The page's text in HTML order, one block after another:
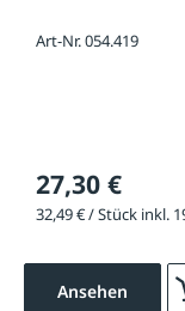
Art-Nr. 054.419
27,30 €
32,49 € / Stück inkl.
Ansehen